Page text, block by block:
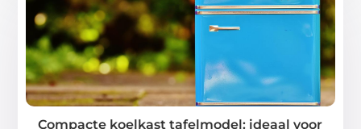
Compacte koelkast tafelmodel: ideaal voor